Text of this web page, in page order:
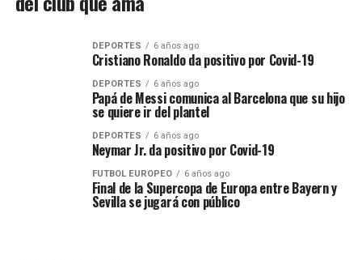
DEPORTES 6 años ago
Cristiano Ronaldo da positivo por Covid-19
DEPORTES 6 años ago
Papá de Messi comunica al Barcelona que su hijo
se quiere ir del plantel
DEPORTES 6 años ago
Neymar Jr. da positivo por Covid-19
FUTBOL EUROPEO 6 años ago
Final de la Supercopa de Europa entre Bayern y
Sevilla se jugará con público